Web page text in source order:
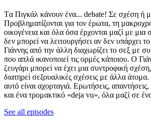
Tα Πιγκάλ κάνουν ένα... debate! Σε σχέση ή
Προβληματίζονται για τον έρωτα, τη
οικογένεια και όλα όσα έρχονται μαζί με
δεν μπορεί να λειτουργήσει αν δεν υπάρχει
Γιάννης από την άλλη διαχωρίζει το σεξ με
που απλά ικανοποιεί τις ορμές κάποιου. Ο
ζευγάρι μπορεί να έχει μια συντροφική
διατηρεί σεξουαλικές σχέσεις με άλλα
αυτό είναι αχορταγιά. Ερωτήσεις,
και ένα τρομακτικό «deja vu», όλα μαζί σε
See all episodes